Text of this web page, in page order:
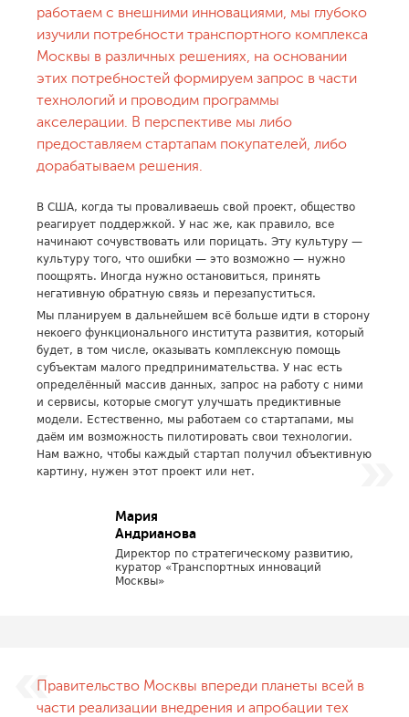
работаем с внешними инновациями, мы глубоко
изучили потребности транспортного комплекса
Москвы в различных решениях, на основании
этих потребностей формируем запрос в части
технологий и проводим программы
акселерации. В перспективе мы либо
предоставляем стартапам покупателей, либо
дорабатываем решения.
В США, когда ты проваливаешь свой проект, общество
реагирует поддержкой. У нас же, как правило, все
начинают сочувствовать или порицать. Эту культуру —
культуру того, что ошибки — это возможно — нужно
поощрять. Иногда нужно остановиться, принять
негативную обратную связь и перезапуститься.
Мы планируем в дальнейшем всё больше идти в сторону
некоего функционального института развития, который
будет, в том числе, оказывать комплексную помощь
субъектам малого предпринимательства. У нас есть
определённый массив данных, запрос на работу с ними
и сервисы, которые смогут улучшать предиктивные
модели. Естественно, мы работаем со стартапами, мы
даём им возможность пилотировать свои технологии.
Нам важно, чтобы каждый стартап получил объективную
картину, нужен этот проект или нет.
Мария
Андрианова
Директор по стратегическому развитию,
куратор «Транспортных инноваций
Москвы»
Правительство Москвы впереди планеты всей в
части реализации внедрения и апробации тех